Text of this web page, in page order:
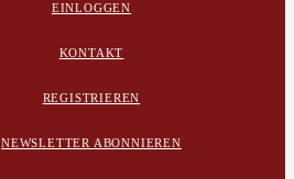
EINLOGGEN
KONTAKT
REGISTRIEREN
NEWSLETTER ABONNIEREN